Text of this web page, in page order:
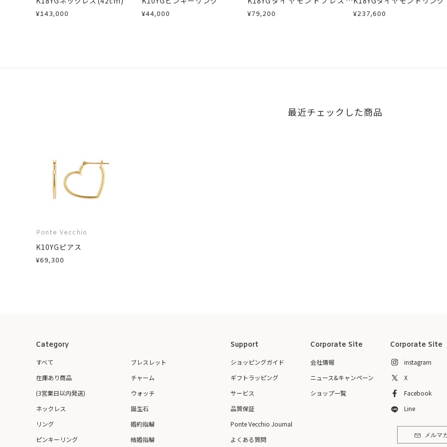
¥143,000 ¥44,000
ット
¥79,200 ¥237,600
最近チェックした商品
Ponte Vecchio
K10YGピアス
¥69,300
Category
すべて
在庫あり商品
(3営業日以内発送)
ネックレス
リング
ピンキーリング
ブレスレット
チャーム
ウォッチ
誕生石
婚約指輪
結婚指輪
Support
ショッピングガイド
ギフトラッピング
サービス
品質保証
Ponte Vecchio Journal
よくある質問
Corporate Site
会社情報
ニュース&キャンペーン
ショップ一覧
Corporate Site
instagram
X
Facebook
Line
メルマ